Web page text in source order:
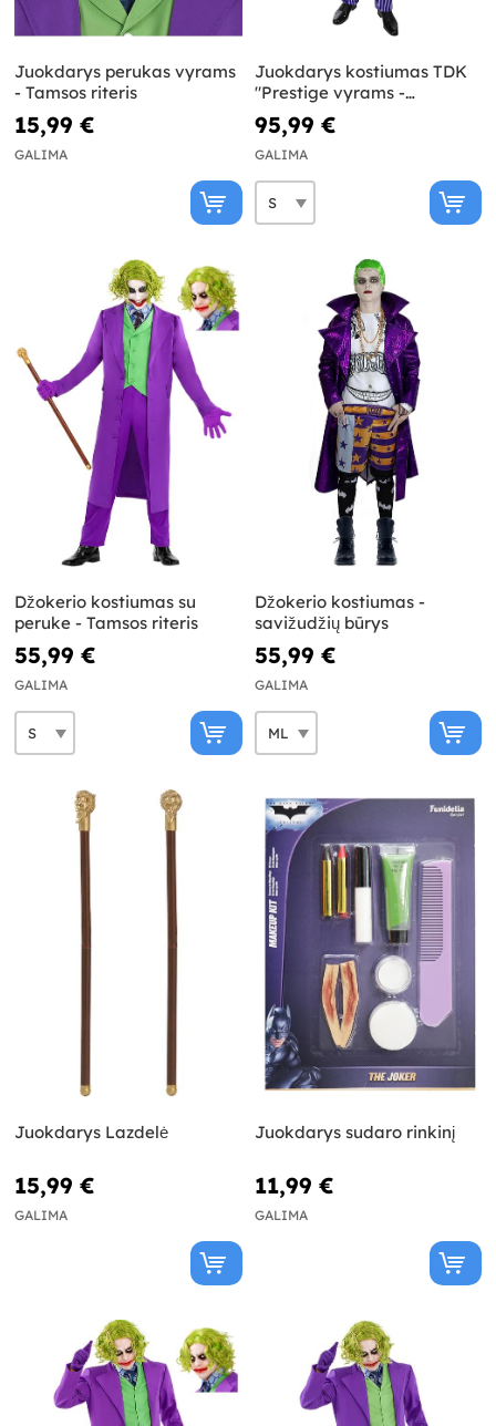
Juokdarys perukas vyrams
- Tamsos riteris
15,99 €
GALIMA
Juokdarys kostiumas TDK
"Prestige vyrams -
Betmenas
95,99 €
GALIMA
Džokerio kostiumas su
peruke - Tamsos riteris
55,99 €
GALIMA
Džokerio kostiumas -
savižudžių būrys
55,99 €
GALIMA
Juokdarys Lazdelė
15,99 €
GALIMA
Juokdarys sudaro rinkinį
11,99 €
GALIMA